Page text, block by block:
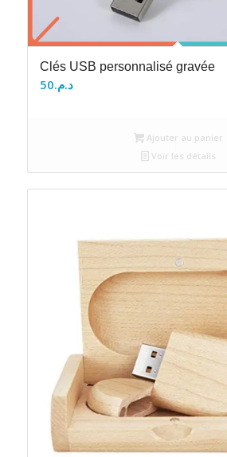
Clés USB personnalisé gravée
د.م.50
Ajouter au panier
Voir les détails